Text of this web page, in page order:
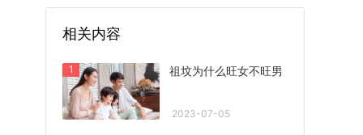
相关内容
1 祖坟为什么旺女不旺男
2023-07-05